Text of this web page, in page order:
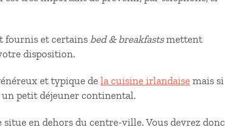
fournis et certains bed & breakfastsmettent
disposition.
et typique de la cuisine irlandaise mais si
un petit déjeuner continental.
situe en dehors du centre-ville. Vous devrez donc